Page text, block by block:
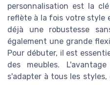
personnalisation est la
reflète à la fois votre style
déjà une robustesse
également une grande
Pour débuter, il est
des meubles.
s'adapter à tous les